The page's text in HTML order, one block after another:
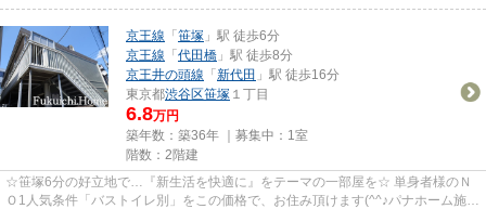
京王線 「笹塚 」駅 徒歩6分
京王線 「代田橋 」駅 徒歩8分
京王井の頭線 「新代田 」駅 徒歩16分
東京都渋谷区笹塚 １丁目
6.8万円
築年数：築36年 ｜募集中： 1室
階数：2階建
☆笹塚6分の好立地で…『新生活を快適に』をテーマの一部屋を☆ 単身者様のＮ
Ｏ1人気条件「バストイレ別」をこの価格で、お住み頂けます(^^♪パナホーム施工